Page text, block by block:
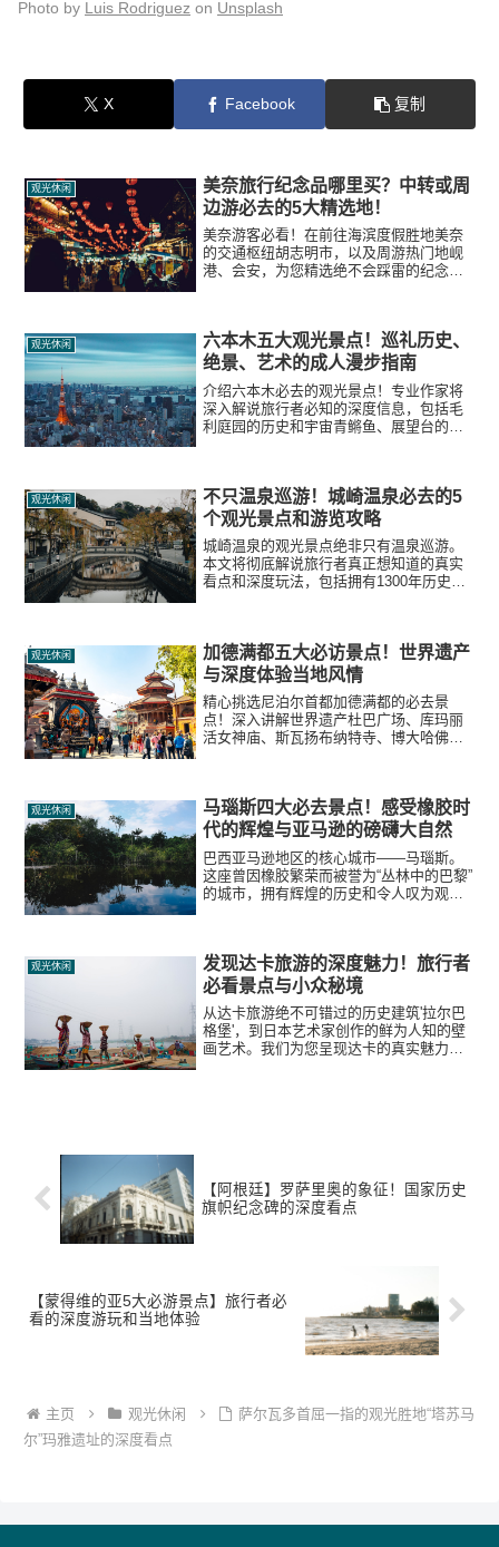
Photo by Luis Rodriguez on Unsplash
X Facebook 复制
观光休闲
美奈旅行纪念品哪里买？中转或周
边游必去的5大精选地！
美奈游客必看！在前往海滨度假胜地美奈
的交通枢纽胡志明市，以及周游热门地岘
港、会安，为您精选绝不会踩雷的纪念品
观光休闲
六本木五大观光景点！巡礼历史、
绝景、艺术的成人漫步指南
介绍六本木必去的观光景点！专业作家将
深入解说旅行者必知的深度信息，包括毛
利庭园的历史和宇宙青鳉鱼、展望台的绝
观光休闲
不只温泉巡游！城崎温泉必去的5
个观光景点和游览攻略
城崎温泉的观光景点绝非只有温泉巡游。
本文将彻底解说旅行者真正想知道的真实
看点和深度玩法，包括拥有1300年历史的
观光休闲
加德满都五大必访景点！世界遗产
与深度体验当地风情
精心挑选尼泊尔首都加德满都的必去景
点！深入讲解世界遗产杜巴广场、库玛丽
活女神庙、斯瓦扬布纳特寺、博大哈佛塔
观光休闲
马瑙斯四大必去景点！感受橡胶时
代的辉煌与亚马逊的磅礴大自然
巴西亚马逊地区的核心城市——马瑙斯。
这座曾因橡胶繁荣而被誉为“丛林中的巴黎”
的城市，拥有辉煌的历史和令人叹为观止
实旅行信息。
观光休闲
发现达卡旅游的深度魅力！旅行者
必看景点与小众秘境
从达卡旅游绝不可错过的历史建筑'拉尔巴
格堡'，到日本艺术家创作的鲜为人知的壁
画艺术。我们为您呈现达卡的真实魅力与
【阿根廷】罗萨里奥的象征！国家历史
旗帜纪念碑的深度看点
【蒙得维的亚5大必游景点】旅行者必
看的深度游玩和当地体验
主页 观光休闲
萨尔瓦多首屈一指的观光胜地“塔苏马
尔”玛雅遗址的深度看点